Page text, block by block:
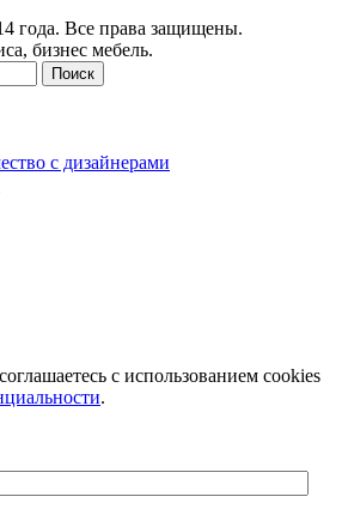
года. Все права защищены.
бизнес мебель.
Поиск
с дизайнерами
с использованием cookies
.